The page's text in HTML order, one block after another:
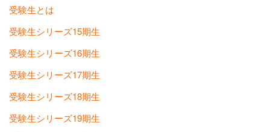
受験生とは
受験生シリーズ15期生
受験生シリーズ16期生
受験生シリーズ17期生
受験生シリーズ18期生
受験生シリーズ19期生